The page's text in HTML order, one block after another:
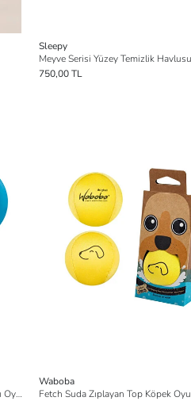
Sleepy
750,00 TL
Woofpack Frizbi Top Köpek Oyuncağı Oyun Seti
Waboba
Fetch Suda Zıplayan Top Köpek